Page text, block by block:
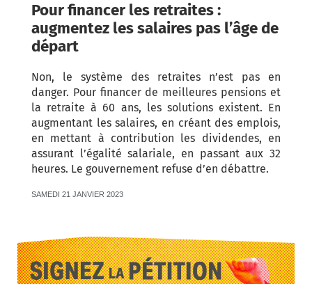
Pour financer les retraites :
augmentez les salaires pas l’âge de
départ
Non, le système des retraites n’est pas en
danger. Pour financer de meilleures pensions et
la retraite à 60 ans, les solutions existent. En
augmentant les salaires, en créant des emplois,
en mettant à contribution les dividendes, en
assurant l’égalité salariale, en passant aux 32
heures. Le gouvernement refuse d’en débattre.
SAMEDI 21 JANVIER 2023